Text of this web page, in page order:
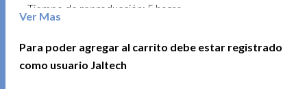
• Tiempo de reproducción: 5 horas
• Potencia: 5mw
• Distancia: 10 m
Ver Mas
Para poder agregar al carrito debe estar registrado
como usuario Jaltech